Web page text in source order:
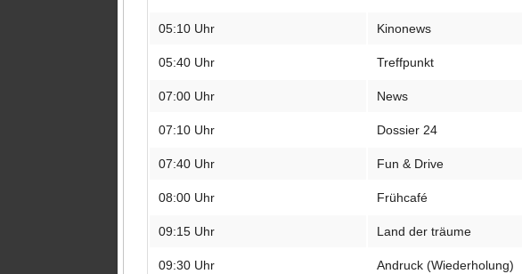
05:10 Uhr Kinonews
05:40 Uhr Treffpunkt
07:00 Uhr News
07:10 Uhr Dossier 24
07:40 Uhr Fun & Drive
08:00 Uhr Frühcafé
09:15 Uhr Land der träume
09:30 Uhr Andruck (Wiederholung)